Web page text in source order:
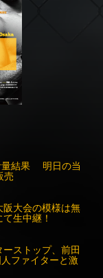
量結果 明日の当
売
大会の模様は無
生中継！
ストップ、前田
ファイターと激